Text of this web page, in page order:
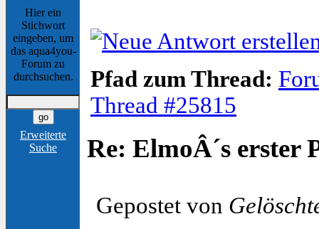
Hier ein
Stichwort
eingeben, um
das aqua4you-
Forum zu
durchsuchen.
Erweiterte
Suche
Pfad zum Thread:
Thread #25815
Re: ElmoÂ´s erster
Gepostet von